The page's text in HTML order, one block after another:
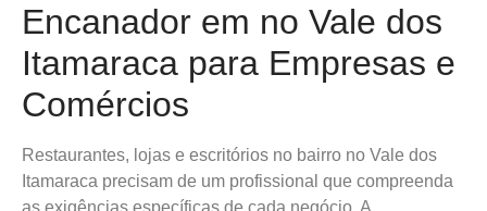
Encanador em no Vale dos
Itamaraca para Empresas e
Comércios
Restaurantes, lojas e escritórios no bairro no Vale dos
Itamaraca precisam de um profissional que compreenda
as exigências específicas de cada negócio. A